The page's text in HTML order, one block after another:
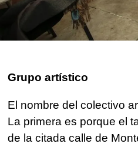
Grupo artístico
El nombre del colectivo
La primera es porque el
de la citada calle de